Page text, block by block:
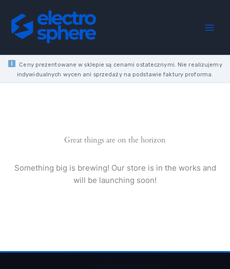
content
Ceny prezentowane w sklepie są cenami ostatecznymi. Nie realizujemy
indywidualnych wycen ani sprzedaży na podstawie faktury proforma.
Great things are on the horizon
Something big is brewing! Our store is in the works and
will be launching soon!
2.5
BLACK
RUBBER
SOFT
CABLE
300/500V